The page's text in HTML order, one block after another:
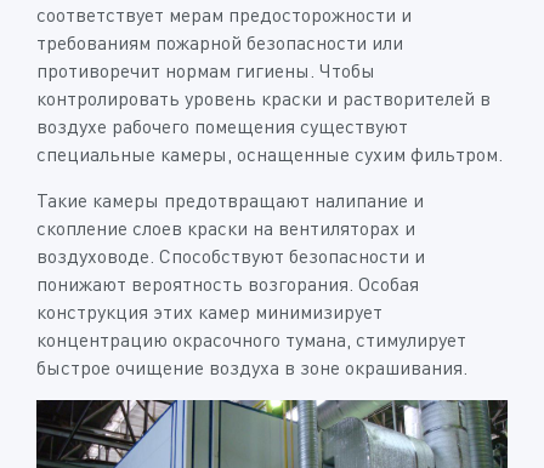
соответствует мерам предосторожности и
требованиям пожарной безопасности или
противоречит нормам гигиены. Чтобы
контролировать уровень краски и растворителей в
воздухе рабочего помещения существуют
специальные камеры, оснащенные сухим фильтром.
Такие камеры предотвращают налипание и
скопление слоев краски на вентиляторах и
воздуховоде. Способствуют безопасности и
понижают вероятность возгорания. Особая
конструкция этих камер минимизирует
концентрацию окрасочного тумана, стимулирует
быстрое очищение воздуха в зоне окрашивания.